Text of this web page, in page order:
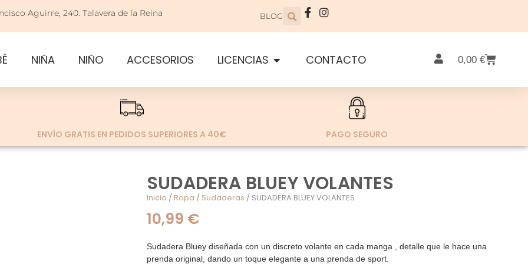
Aguirre, 240. Talavera de la Reina BLOG
NIÑA NIÑO ACCESORIOS LICENCIAS CONTACTO 0,00 €
ENVÍO GRATIS EN PEDIDOS SUPERIORES A 40€ PAGO SEGURO
SUDADERA BLUEY VOLANTES
Inicio /Ropa / Sudaderas / SUDADERA BLUEY VOLANTES
10,99 €
Sudadera Bluey diseñada con un discreto volante en cada manga , detalle que le hace una
prenda original, dando un toque elegante a una prenda de sport.